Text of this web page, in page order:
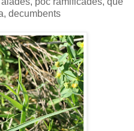
decumbents